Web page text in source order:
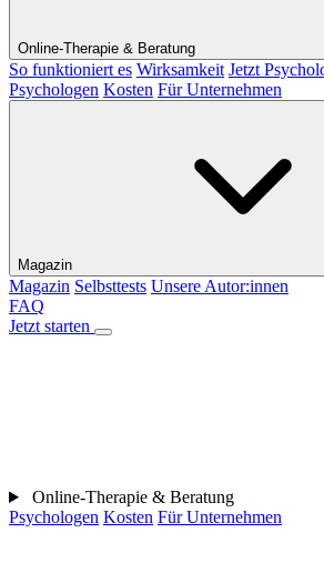
Online-Therapie & Beratung
So funktioniert es Wirksamkeit Jetzt
Psychologen Kosten Für Unternehmen
Magazin
Magazin Selbsttests Unsere Autor:innen
FAQ
Jetzt starten
Online-Therapie & Beratung
Psychologen Kosten Für Unternehmen